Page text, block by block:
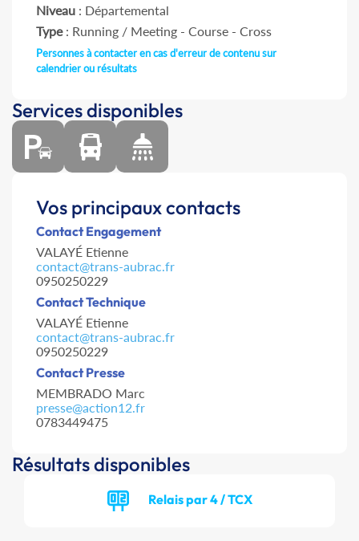
Niveau : Départemental
Type: Running / Meeting - Course - Cross
Personnes à contacter en cas d'erreur de contenu sur
calendrier ou résultats
Services disponibles
Vos principaux contacts
Contact Engagement
VALAYÉ Etienne
contact@trans-aubrac.fr
0950250229
Contact Technique
VALAYÉ Etienne
contact@trans-aubrac.fr
0950250229
Contact Presse
MEMBRADO Marc
presse@action12.fr
0783449475
Résultats disponibles
Relais par 4 / TCX